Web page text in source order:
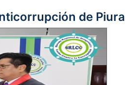
de Piura